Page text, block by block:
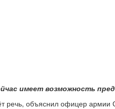
имеет возможность
речь, объяснил офицер армии